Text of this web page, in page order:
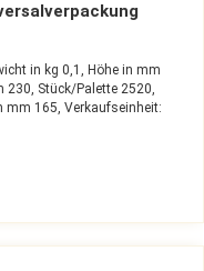
in kg 0,1, Höhe in mm
230, Stück/Palette 2520,
mm 165, Verkaufseinheit: